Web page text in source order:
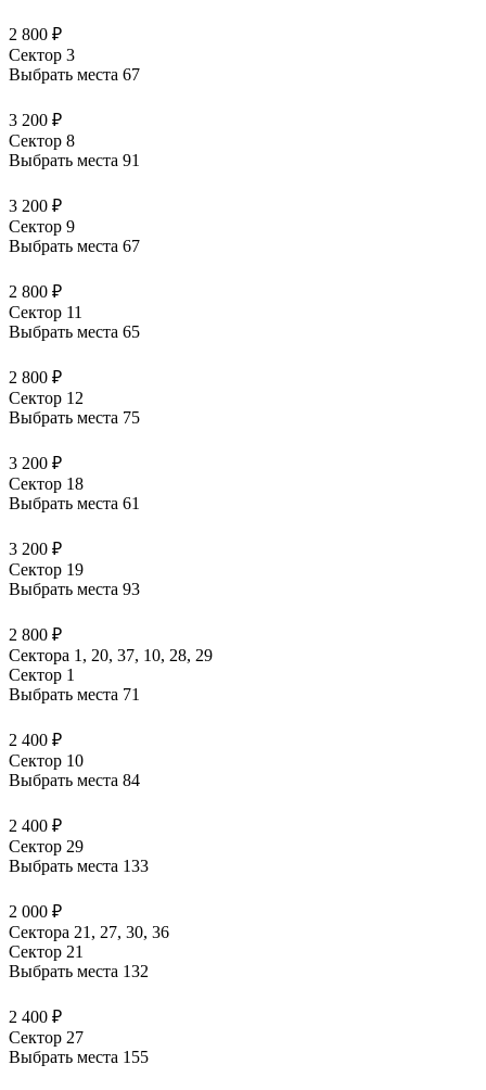
2 800 ₽
Сектор 3
Выбрать места 67
3 200 ₽
Сектор 8
Выбрать места 91
3 200 ₽
Сектор 9
Выбрать места 67
2 800 ₽
Сектор 11
Выбрать места 65
2 800 ₽
Сектор 12
Выбрать места 75
3 200 ₽
Сектор 18
Выбрать места 61
3 200 ₽
Сектор 19
Выбрать места 93
2 800 ₽
Сектора 1, 20, 37, 10, 28, 29
Сектор 1
Выбрать места 71
2 400 ₽
Сектор 10
Выбрать места 84
2 400 ₽
Сектор 29
Выбрать места 133
2 000 ₽
Сектора 21, 27, 30, 36
Сектор 21
Выбрать места 132
2 400 ₽
Сектор 27
Выбрать места 155